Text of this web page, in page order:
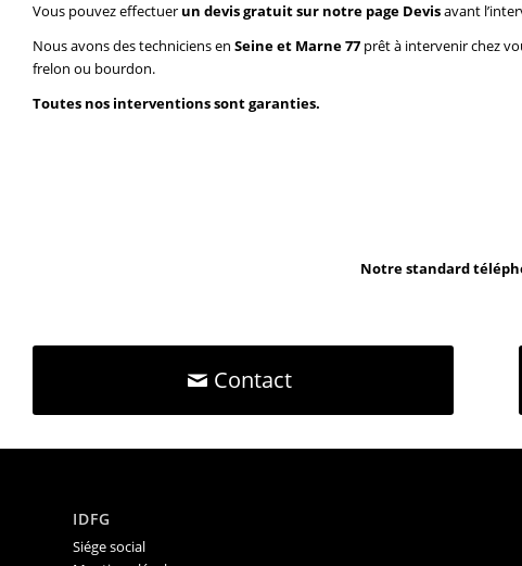
Vous pouvez effectuer un devis gratuit sur notre page Devisavant
Nous avons des techniciens en Seine et Marne 77 prêt à intervenir chez
frelon ou bourdon.
Toutes nos interventions sont garanties.
Notre standard
Contact
IDFG
Siége social